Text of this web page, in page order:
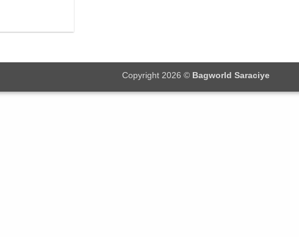
Copyright 2026 © Bagworld Saraciye